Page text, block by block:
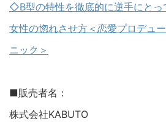
◇B型の特性を徹底的に逆手にと
女性の惚れさせ方＜恋愛プロデュ
ニック＞
■販売者名：
株式会社KABUTO